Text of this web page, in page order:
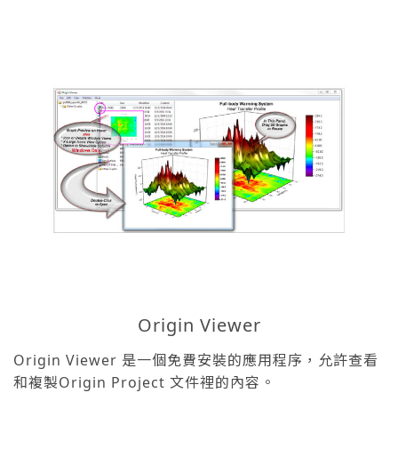
Origin Viewer
Origin Viewer 是一個免費安裝的應用程序，允許查看
和複製Origin Project 文件裡的內容。